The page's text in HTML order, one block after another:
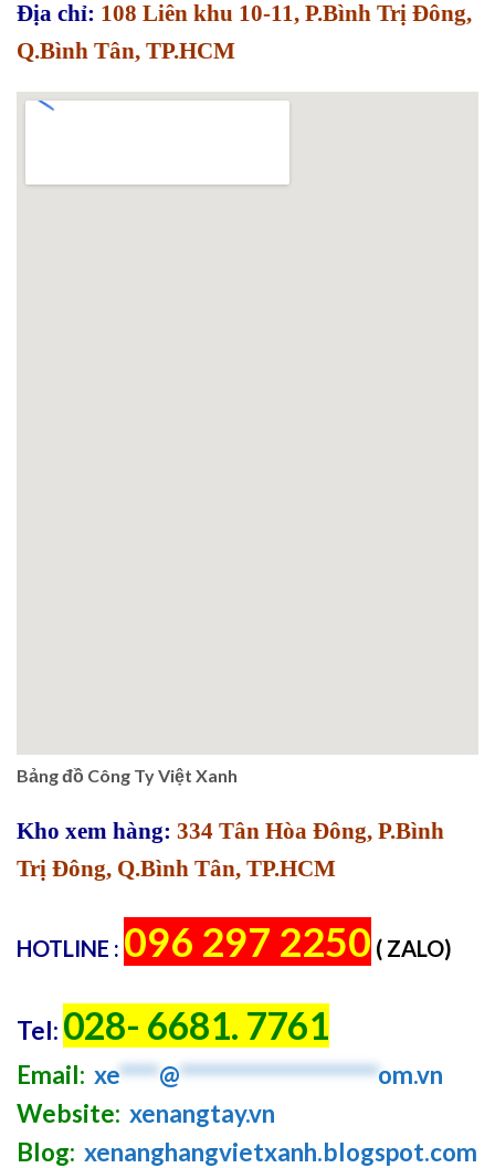
Địa chỉ: 108 Liên khu 10-11, P.Bình Trị Đông,
Q.Bình Tân, TP.HCM
Bảng đồ Công Ty Việt Xanh
Kho xem hàng: 334 Tân Hòa Đông, P.Bình
Trị Đông, Q.Bình Tân, TP.HCM
HOTLINE : 096 297 2250 ( ZALO)
Tel: 028- 6681. 7761
Email: xe****@********************om.vn
Website: xenangtay.vn
Blog: xenanghangvietxanh.blogspot.com